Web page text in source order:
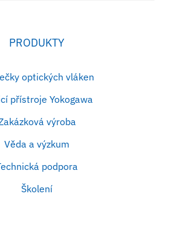
PRODUKTY
optických vláken
přístroje Yokogawa
výroba
Věda a výzkum
podpora
Školení